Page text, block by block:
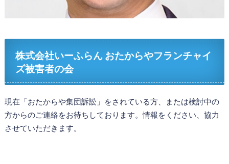
株式会社いーふらん おたからやフランチャイ
ズ被害者の会
現在「おたからや集団訴訟」をされている方、または検討中の
方からのご連絡をお待ちしております。情報をください、協力
させていただきます。